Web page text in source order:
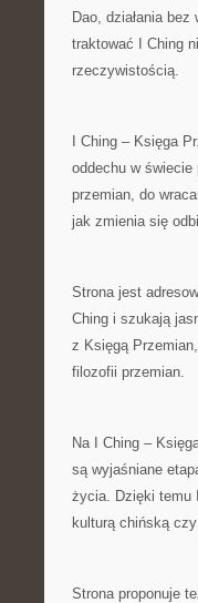
Dao, działania
traktować I Ching
rzeczywistością.
I Ching – Księga
oddechu w
przemian, do
jak zmienia się
Strona jest
Ching i szukają
z Księgą
filozofii przemian.
Na I Ching –
są wyjaśniane
życia. Dzięki temu
kulturą chińską
Strona proponuje